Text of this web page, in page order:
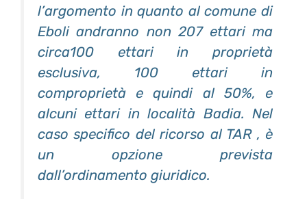
l’argomento in quanto al comune di
Eboli andranno non 207 ettari ma
circa100 ettari in proprietà
esclusiva, 100 ettari in
comproprietà e quindi al 50%, e
alcuni ettari in località Badia. Nel
caso specifico del ricorso al TAR , è
un opzione prevista
dall’ordinamento giuridico.